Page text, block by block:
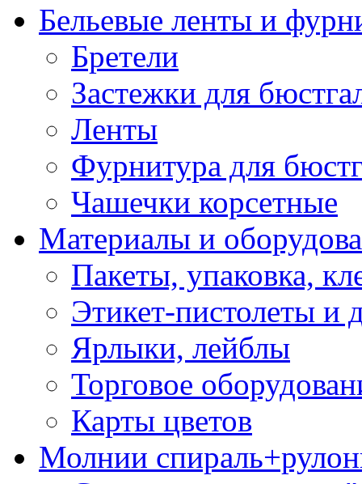
Бельевые ленты и
Бретели
Застежки для
Ленты
Фурнитура для
Чашечки корсетные
Материалы и
Пакеты, упаковка,
Этикет-пистолеты и
Ярлыки, лейблы
Торговое
Карты цветов
Молнии